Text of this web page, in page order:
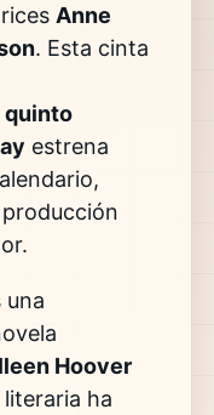
Anne
. Esta cinta
quinto
estrena
una
Hoover
ha